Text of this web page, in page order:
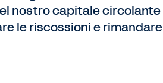
nostro capitale circolante
le riscossioni e rimandare